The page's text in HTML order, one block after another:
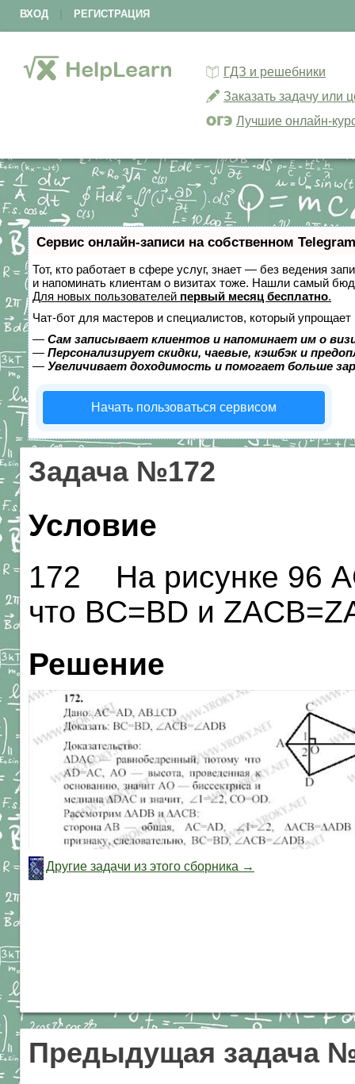
ВХОД РЕГИСТРАЦИЯ
ГДЗ и решебники
Заказать задачу или
Лучшие онлайн-
Сервис онлайн-записи на собственном
Тот, кто работает в сфере услуг, знает — без ведения
и напоминать клиентам о визитах тоже. Нашли самый
Для новых пользователей первый месяц бесплатно.
Чат-бот для мастеров и специалистов, который упрощает
— Сам записывает клиентов и напоминает им о
— Персонализирует скидки, чаевые, кэшбэк и
— Увеличивает доходимость и помогает больше
Начать пользоваться сервисом
Задача №172
Условие
172 На рисунке 96
что BC=BD и
Решение
Другие задачи из этого сборника →
Предыдущая задача